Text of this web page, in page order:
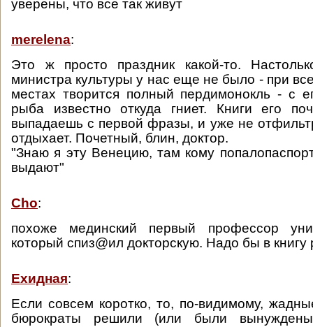
уверены, что все так живут
merelena:
Это ж просто праздник какой-то.
министра культуры у нас еще не было - при
местах творится полный пердимонокль - с
рыба известно откуда гниет. Книги его
выпадаешь с первой фразы, и уже не
отдыхает. Почетный, блин, доктор.
"Знаю я эту Венецию, там кому
выдают"
Cho:
похоже мединский первый профессор
который спиз@ил докторскую. Надо бы в книгу
Ехидная:
Если совсем коротко, то, по-видимому,
бюрократы решили (или были